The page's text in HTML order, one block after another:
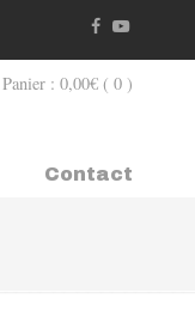
Panier : 0,00€ ( 0 )
Contact